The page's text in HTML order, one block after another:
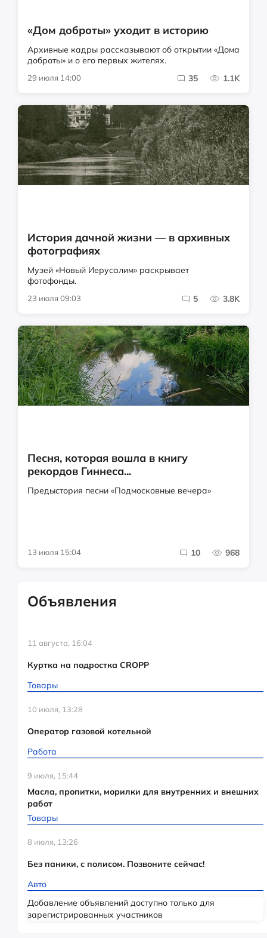
«Дом доброты» уходит в историю
Архивные кадры рассказывают об открытии «Дома
доброты» и о его первых жителях.
29 июля 14:00 35 1.1K
История дачной жизни — в архивных
фотографиях
Музей «Новый Иерусалим» раскрывает
фотофонды.
23 июля 09:03 5 3.8K
Песня, которая вошла в книгу
рекордов Гиннеса...
Предыстория песни «Подмосковные вечера»
13 июля 15:04 10 968
Объявления
11 августа, 16:04
Куртка на подростка CROPP
Товары
10 июля, 13:28
Оператор газовой котельной
Работа
9 июля, 15:44
Масла, пропитки, морилки для внутренних и внешних
работ
Товары
8 июля, 13:26
Без паники, с полисом. Позвоните сейчас!
Авто
Добавление объявлений доступно только для
зарегистрированных участников